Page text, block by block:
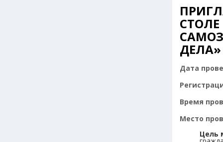
ДЕЛА»
Дата
Время
Место
Цель